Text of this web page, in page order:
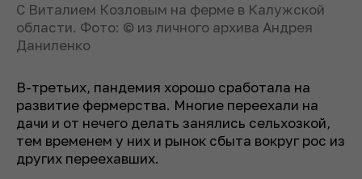
С Виталием Козловым на ферме в Калужской
области. Фото: © из личного архива Андрея
Даниленко
В-третьих, пандемия хорошо сработала на
развитие фермерства. Многие переехали на
дачи и от нечего делать занялись сельхозкой,
тем временем у них и рынок сбыта вокруг рос из
других переехавших.